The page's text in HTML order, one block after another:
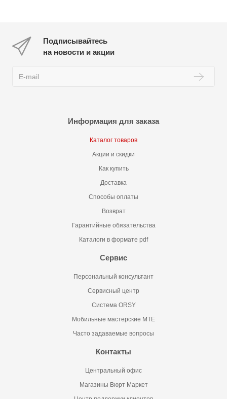
Подписывайтесь
на новости и акции
Информация для заказа
Каталог товаров
Акции и скидки
Как купить
Доставка
Способы оплаты
Возврат
Гарантийные обязательства
Каталоги в формате pdf
Сервис
Персональный консультант
Сервисный центр
Система ORSY
Мобильные мастерские MTE
Часто задаваемые вопросы
Контакты
Центральный офис
Магазины Вюрт Маркет